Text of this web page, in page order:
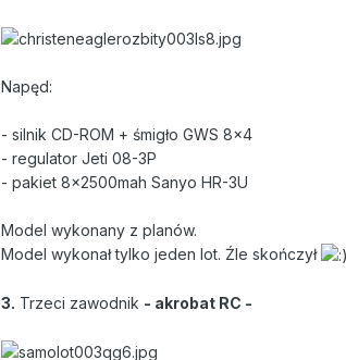
Napęd:
- silnik CD-ROM + śmigło GWS 8x4
- regulator Jeti 08-3P
- pakiet 8x2500mah Sanyo HR-3U
Model wykonany z planów.
Model wykonał tylko jeden lot. Źle skończył
3. Trzeci zawodnik - akrobat RC -